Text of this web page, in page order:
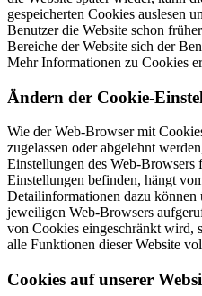
gespeicherten Cookies auslesen
Benutzer die Website schon
Bereiche der Website sich der
Mehr Informationen zu Cookies
Ändern der Cookie-
Wie der Web-Browser mit
zugelassen oder abgelehnt
Einstellungen des Web-Browsers
Einstellungen befinden, hängt
Detailinformationen dazu
jeweiligen Web-Browsers
von Cookies eingeschränkt wird,
alle Funktionen dieser Website
Cookies auf unserer